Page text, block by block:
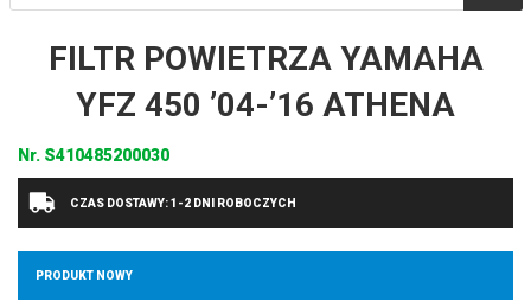
FILTR POWIETRZA YAMAHA
YFZ 450 ’04-’16 ATHENA
Nr. S410485200030
CZAS DOSTAWY: 1-2 DNI ROBOCZYCH
PRODUKT NOWY